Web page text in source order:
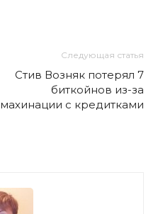
Следующая статья
Стив Возняк потерял 7
биткойнов из-за
махинации с кредитками